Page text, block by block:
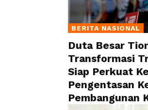
BERITA NASIONAL
Duta Besar
Transformasi
Siap Perkuat
Pengentasan
Pembangunan